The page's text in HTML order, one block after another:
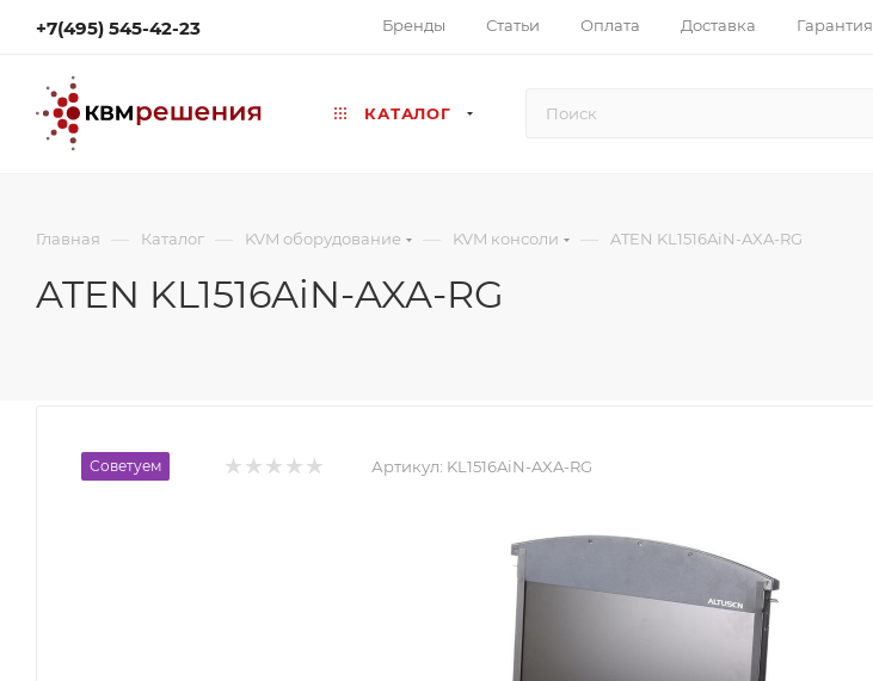
+7(495) 545-42-23 Бренды Статьи Оплата Доставка Гарантия
КАТАЛОГ
Главная — Каталог — KVM оборудование — KVM консоли — ATEN KL1516AiN-AXA-RG
ATEN KL1516AiN-AXA-RG
Советуем Артикул: KL1516AiN-AXA-RG